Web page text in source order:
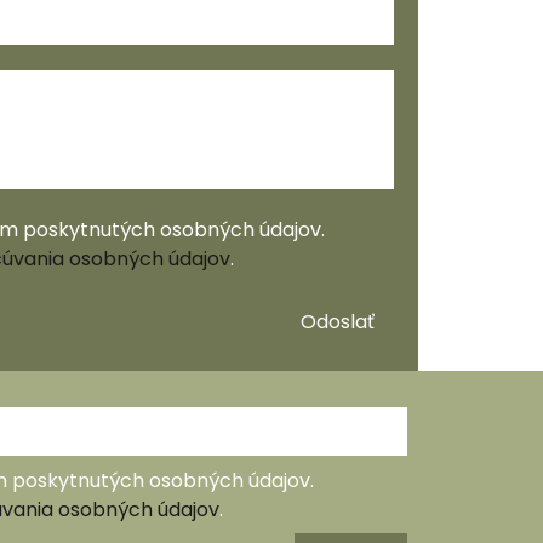
poskytnutých osobných údajov.
osobných údajov.
Odoslať
poskytnutých osobných údajov.
osobných údajov.